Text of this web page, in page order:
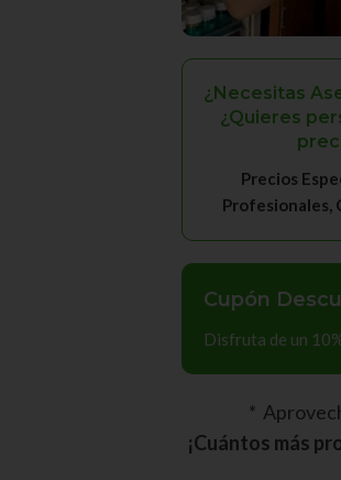
¿Necesitas
¿Quieres
Precios
Profesionales,
Cupón
Disfruta de un
*
¡Cuántos más